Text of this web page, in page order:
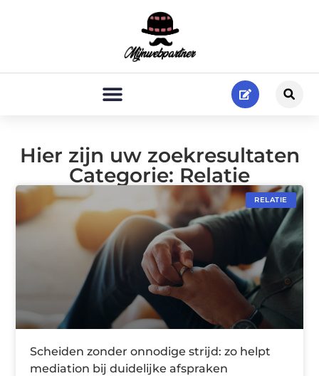
Hier zijn uw zoekresultaten
Categorie: Relatie
RELATIE
Scheiden zonder onnodige strijd: zo helpt
mediation bij duidelijke afspraken